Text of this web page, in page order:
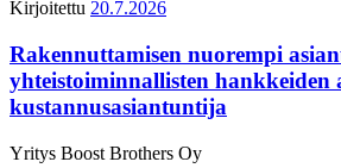
Kirjoitettu 20.7.2026
Rakennuttamisen nuorempi
yhteistoiminnallisten hankkeiden
kustannusasiantuntija
Yritys Boost Brothers Oy